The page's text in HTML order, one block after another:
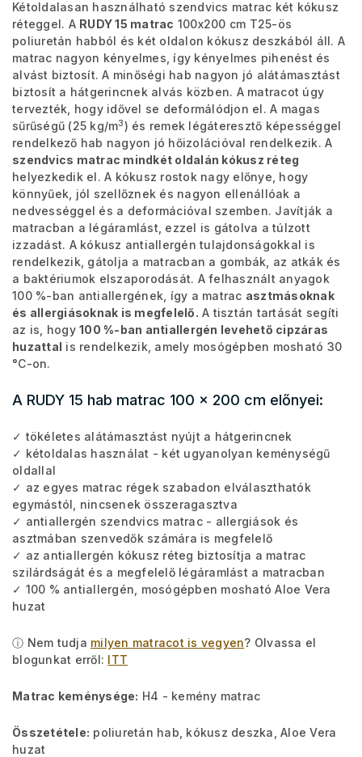
Kétoldalasan használható szendvics matrac két kókusz
réteggel. A RUDY 15 matrac 100x200 cm T25-ös
poliuretán habból és két oldalon kókusz deszkából áll. A
matrac nagyon kényelmes, így kényelmes pihenést és
alvást biztosít. A minőségi hab nagyon jó alátámasztást
biztosít a hátgerincnek alvás közben. A matracot úgy
tervezték, hogy idővel se deformálódjon el. A magas
sűrűségű (25 kg/m3) és remek légáteresztő képességgel
rendelkező hab nagyon jó hőizolációval rendelkezik. A
szendvics matrac mindkét oldalán kókusz réteg
helyezkedik el. A kókusz rostok nagy előnye, hogy
könnyűek, jól szellőznek és nagyon ellenállóak a
nedvességgel és a deformációval szemben. Javítják a
matracban a légáramlást, ezzel is gátolva a túlzott
izzadást. A kókusz antiallergén tulajdonságokkal is
rendelkezik, gátolja a matracban a gombák, az atkák és
a baktériumok elszaporodását. A felhasznált anyagok
100 %-ban antiallergének, így a matrac asztmásoknak
és allergiásoknak is megfelelő. A tisztán tartását segíti
az is, hogy 100 %-ban antiallergén levehető cipzáras
huzattal is rendelkezik, amely mosógépben mosható 30
°C-on.
A RUDY 15 hab matrac 100 x 200 cm előnyei:
✓ tökéletes alátámasztást nyújt a hátgerincnek
✓ kétoldalas használat - két ugyanolyan keménységű
oldallal
✓ az egyes matrac régek szabadon elválaszthatók
egymástól, nincsenek összeragasztva
✓ antiallergén szendvics matrac - allergiások és
asztmában szenvedők számára is megfelelő
✓ az antiallergén kókusz réteg biztosítja a matrac
szilárdságát és a megfelelő légáramlást a matracban
✓ 100 % antiallergén, mosógépben mosható Aloe Vera
huzat
ⓘ Nem tudja milyen matracot is vegyen? Olvassa el
blogunkat erről: ITT
Matrac keménysége: H4 - kemény matrac
Összetétele: poliuretán hab, kókusz deszka, Aloe Vera
huzat